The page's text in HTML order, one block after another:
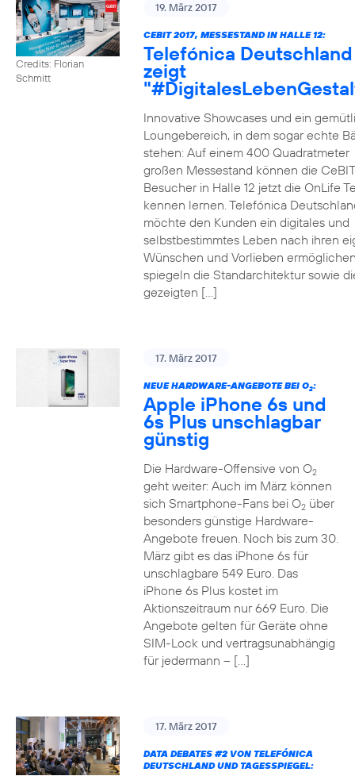
Credits: Florian
Schmitt
19. März 2017
CEBIT 2017, MESSESTAND IN HALLE 12:
Telefónica Deutschland
zeigt
Innovative Showcases und ein
Loungebereich, in dem sogar echte
stehen: Auf einem 400 Quadratmeter
großen Messestand können die CeBIT
Besucher in Halle 12 jetzt die OnLife
kennen lernen. Telefónica
möchte den Kunden ein digitales und
selbstbestimmtes Leben nach ihren
Wünschen und Vorlieben
spiegeln die Standarchitektur sowie
gezeigten […]
17. März 2017
NEUE HARDWARE-ANGEBOTE BEI O2:
Apple iPhone 6s und
6s Plus unschlagbar
günstig
Die Hardware-Offensive von O2
geht weiter: Auch im März können
sich Smartphone-Fans bei O2über
besonders günstige Hardware-
Angebote freuen. Noch bis zum 30.
März gibt es das iPhone 6s für
unschlagbare 549 Euro. Das
iPhone 6s Plus kostet im
Aktionszeitraum nur 669 Euro. Die
Angebote gelten für Geräte ohne
SIM-Lock und vertragsunabhängig
für jedermann – […]
17. März 2017
DATA DEBATES #2VON TELEFÓNICA
DEUTSCHLAND UND TAGESSPIEGEL: